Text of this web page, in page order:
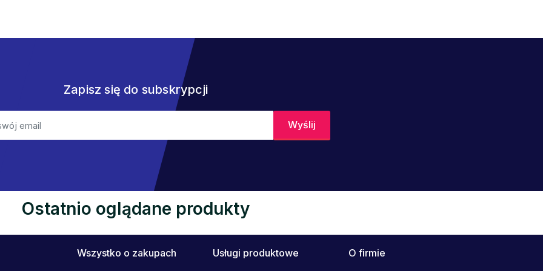
Zapisz się do subskrypcji
Ostatnio oglądane produkty
Wszystko o zakupach Usługi produktowe O firmie